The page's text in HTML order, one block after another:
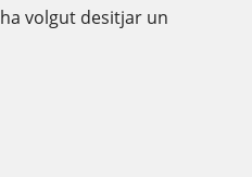
volgut desitjar un